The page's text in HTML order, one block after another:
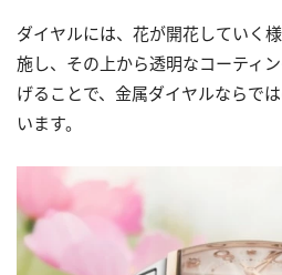
ダイヤルには、花が開花していく
施し、その上から透明なコーティ
げることで、金属ダイヤルならで
います。